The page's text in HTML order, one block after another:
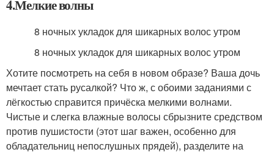
4.Мелкие волны
8 ночных укладок для шикарных волос утром
8 ночных укладок для шикарных волос утром
Хотите посмотреть на себя в новом образе? Ваша дочь
мечтает стать русалкой? Что ж, с обоими заданиями с
лёгкостью справится причёска мелкими волнами.
Чистые и слегка влажные волосы сбрызните средством
против пушистости (этот шаг важен, особенно для
обладательниц непослушных прядей), разделите на